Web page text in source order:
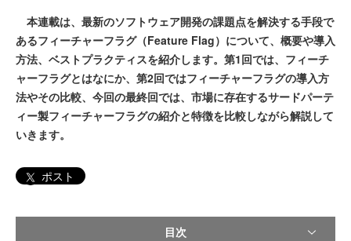
本連載は、最新のソフトウェア開発の課題点を解決する手段で
あるフィーチャーフラグ（Feature Flag）について、概要や導入
方法、ベストプラクティスを紹介します。第1回では、フィーチ
ャーフラグとはなにか、第2回ではフィーチャーフラグの導入方
法やその比較、今回の最終回では、市場に存在するサードパーテ
ィー製フィーチャーフラグの紹介と特徴を比較しながら解説して
いきます。
ポスト
目次